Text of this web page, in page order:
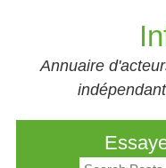
Annuaire